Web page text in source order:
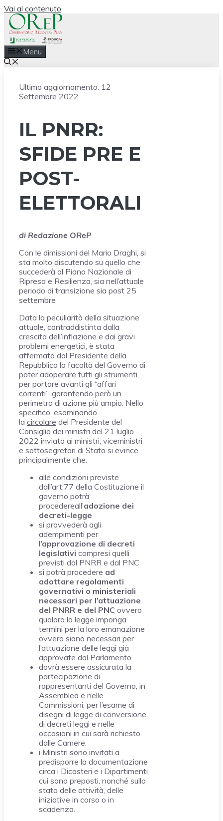
Vai al contenuto
Menu
Ultimo aggiornamento: 12
Settembre 2022
IL PNRR:
SFIDE PRE E
POST-
ELETTORALI
di Redazione OReP
Con le dimissioni del Mario Draghi, si
sta molto discutendo su quello che
succederà al Piano Nazionale di
Ripresa e Resilienza, sia nell’attuale
periodo di transizione sia post 25
settembre
Data la peculiarità della situazione
attuale, contraddistinta dalla
crescita dell’inflazione e dai gravi
problemi energetici, è stata
affermata dal Presidente della
Repubblica la facoltà del Governo di
poter adoperare tutti gli strumenti
per portare avanti gli “affari
correnti”, garantendo però un
perimetro di azione più ampio. Nello
specifico, esaminando
la circolare del Presidente del
Consiglio dei ministri del 21 luglio
2022 inviata ai ministri, viceministri
e sottosegretari di Stato si evince
principalmente che:
alle condizioni previste
dall’art.77 della Costituzione il
governo potrà
procedereall’adozione dei
decreti-legge
si provvederà agli
adempimenti per
l’approvazione di decreti
legislativi compresi quelli
previsti dal PNRR e dal PNC
si potrà procedere ad
adottare regolamenti
governativi o ministeriali
necessari per l’attuazione
del PNRR e del PNC ovvero
qualora la legge imponga
termini per la loro emanazione
ovvero siano necessari per
l’attuazione delle leggi già
approvate dal Parlamento
dovrà essere assicurata la
partecipazione di
rappresentanti del Governo, in
Assemblea e nelle
Commissioni, per l’esame di
disegni di legge di conversione
di decreti leggi e nelle
occasioni in cui sarà richiesto
dalle Camere.
i Ministri sono invitati a
predisporre la documentazione
circa i Dicasteri e i Dipartimenti
cui sono preposti, nonché sullo
stato delle attività, delle
iniziative in corso o in
scadenza.